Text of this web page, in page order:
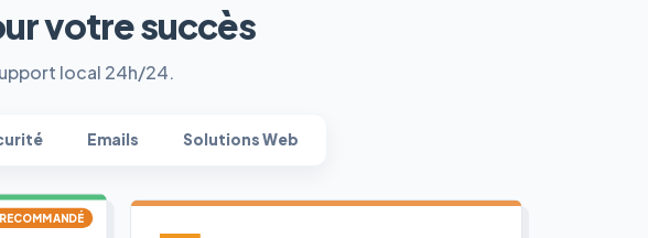
votre succès
local 24h/24.
Emails Solutions Web
RECOMMANDÉ